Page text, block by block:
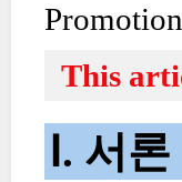
Promotion
This
Ⅰ. 서론